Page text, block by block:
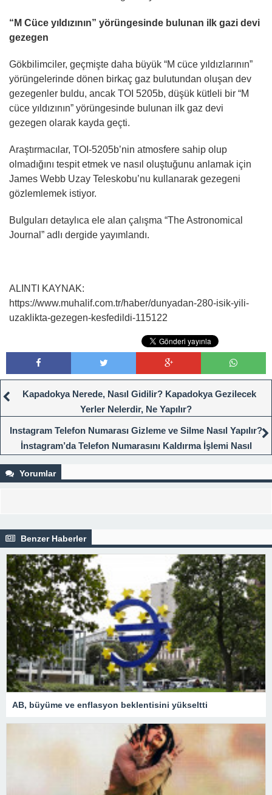
“M Cüce yıldızının” yörüngesinde bulunan ilk gazi devi
gezegen
Gökbilimciler, geçmişte daha büyük “M cüce yıldızlarının”
yörüngelerinde dönen birkaç gaz bulutundan oluşan dev
gezegenler buldu, ancak TOI 5205b, düşük kütleli bir “M
cüce yıldızının” yörüngesinde bulunan ilk gaz devi
gezegen olarak kayda geçti.
Araştırmacılar, TOI-5205b’nin atmosfere sahip olup
olmadığını tespit etmek ve nasıl oluştuğunu anlamak için
James Webb Uzay Teleskobu’nu kullanarak gezegeni
gözlemlemek istiyor.
Bulguları detaylıca ele alan çalışma “The Astronomical
Journal” adlı dergide yayımlandı.
ALINTI KAYNAK:
https://www.muhalif.com.tr/haber/dunyadan-280-isik-yili-
uzaklikta-gezegen-kesfedildi-115122
Kapadokya Nerede, Nasıl Gidilir? Kapadokya Gezilecek
Yerler Nelerdir, Ne Yapılır?
Instagram Telefon Numarası Gizleme ve Silme Nasıl Yapılır?
İnstagram’da Telefon Numarasını Kaldırma İşlemi Nasıl
Yorumlar
Benzer Haberler
AB, büyüme ve enflasyon beklentisini yükseltti